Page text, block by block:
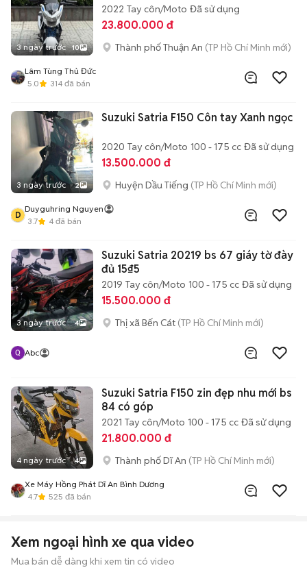
3 ngày trước 10
2022 Tay côn/Moto Đã sử dụng
23.800.000 đ
Thành phố Thuận An (TP Hồ Chí Minh mới)
Lâm Tùng Thủ Đức
5.0
314 đã bán
3 ngày trước 2
Suzuki Satria F150 Côn tay Xanh ngọc
2020 Tay côn/Moto 100 - 175 cc Đã sử dụng
13.500.000 đ
Huyện Dầu Tiếng (TP Hồ Chí Minh mới)
D
Duyguhring Nguyen
3.7
4 đã bán
3 ngày trước 4
Suzuki Satria 20219 bs 67 giáy tờ đày
đủ 15₫5
2019 Tay côn/Moto 100 - 175 cc Đã sử dụng
15.500.000 đ
Thị xã Bến Cát (TP Hồ Chí Minh mới)
Abc
4 ngày trước 4
Suzuki Satria F150 zin đẹp nhu mới bs
84 có góp
2021 Tay côn/Moto 100 - 175 cc Đã sử dụng
21.800.000 đ
Thành phố Dĩ An (TP Hồ Chí Minh mới)
Xe Máy Hồng Phát Dĩ An Bình Dương
4.7
525 đã bán
Xem ngoại hình xe qua video
Mua bán dễ dàng khi xem tin có video